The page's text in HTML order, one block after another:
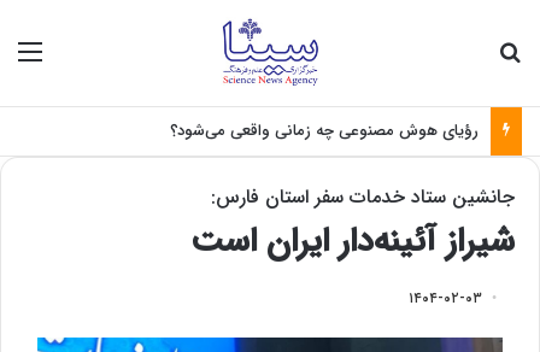
چرا سرطان ریشه‌کن نمی‌شود؟
جانشین ستاد خدمات سفر استان فارس:
شیراز آئینه‌دار ایران است
۱۴۰۴-۰۲-۰۳